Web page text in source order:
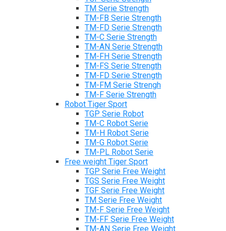
TM Serie Strength
TM-FB Serie Strength
TM-FD Serie Strength
TM-C Serie Strength
TM-AN Serie Strength
TM-FH Serie Strength
TM-FS Serie Strength
TM-FD Serie Strength
TM-FM Serie Strengh
TM-F Serie Strength
Robot Tiger Sport
TGP Serie Robot
TM-C Robot Serie
TM-H Robot Serie
TM-G Robot Serie
TM-PL Robot Serie
Free weight Tiger Sport
TGP Serie Free Weight
TGS Serie Free Weight
TGF Serie Free Weight
TM Serie Free Weight
TM-F Serie Free Weight
TM-FF Serie Free Weight
TM-AN Serie Free Weight